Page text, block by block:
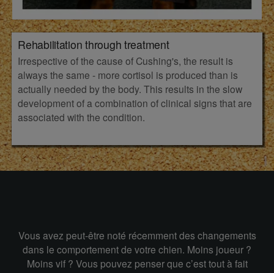
Rehabilitation through treatment
Irrespective of the cause of Cushing's, the result is
always the same - more cortisol is produced than is
actually needed by the body. This results in the slow
development of a combination of clinical signs that are
associated with the condition.
Vous avez peut-être noté récemment des changements
dans le comportement de votre chien. Moins joueur ?
Moins vif ? Vous pouvez penser que c’est tout à fait